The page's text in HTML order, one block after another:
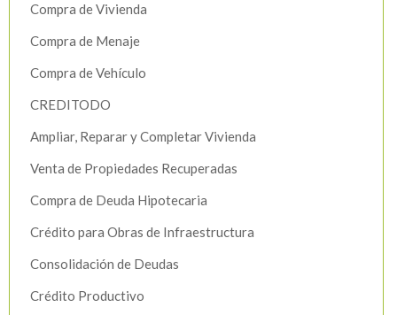
Compra de Vivienda
Compra de Menaje
Compra de Vehículo
CREDITODO
Ampliar, Reparar y Completar Vivienda
Venta de Propiedades Recuperadas
Compra de Deuda Hipotecaria
Crédito para Obras de Infraestructura
Consolidación de Deudas
Crédito Productivo